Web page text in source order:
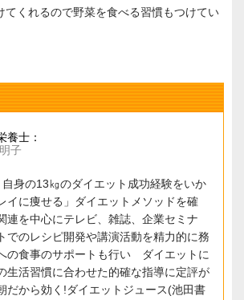
てくれるので野菜を食べる習慣もつけてい
養士：
子
身の13㎏のダイエット成功経験をいか
イに痩せる」ダイエットメソッドを確
連を中心にテレビ、雑誌、企業セミナ
でのレシピ開発や講演活動を精力的に務
の食事のサポートも行い ダイエットに
生活習慣に合わせた的確な指導に定評が
から効く!ダイエットジュース(池田書